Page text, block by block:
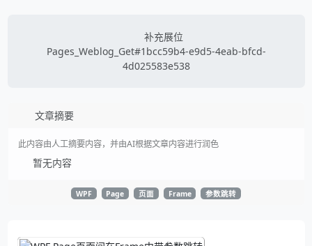
补充展位
Pages_Weblog_Get#1bcc59b4-e9d5-4eab-bfcd-
4d025583e538
文章摘要
此内容由人工摘要内容，并由AI根据文章内容进行润色
暂无内容
WPF Page 页面 Frame 参数跳转